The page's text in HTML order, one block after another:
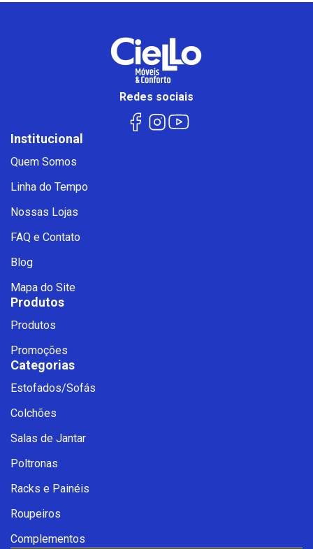
Redes sociais
Institucional
Quem Somos
Linha do Tempo
Nossas Lojas
FAQ e Contato
Blog
Mapa do Site
Produtos
Produtos
Promoções
Categorias
Estofados/Sofás
Colchões
Salas de Jantar
Poltronas
Racks e Painéis
Roupeiros
Complementos